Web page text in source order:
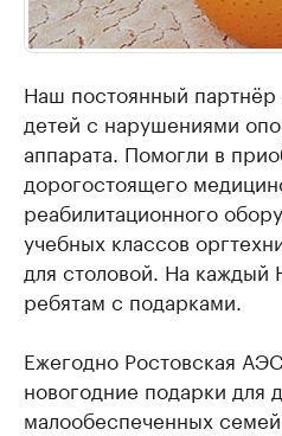
Наш постоянный партнёр
детей с нарушениями
аппарата. Помогли в
дорогостоящего
реабилитационного
учебных классов
для столовой. На
ребятам с подарками.
Ежегодно Ростовская
новогодние подарки для
малообеспеченных